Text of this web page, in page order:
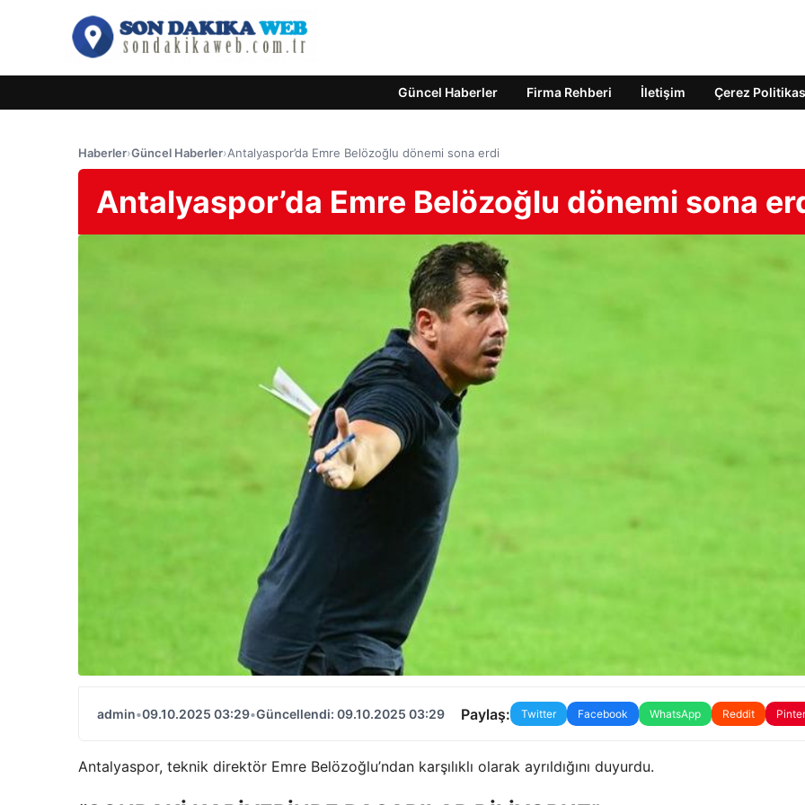
Güncel Haberler Firma Rehberi İletişim Çerez
Haberler›Güncel Haberler›Antalyaspor’da Emre Belözoğlu dönemi sona erdi
Antalyaspor’da Emre Belözoğlu dönemi sona
admin•09.10.2025 03:29•Güncellendi: 09.10.2025 03:29 Paylaş: Twitter Facebook WhatsApp Reddit
Antalyaspor, teknik direktör Emre Belözoğlu’ndan karşılıklı olarak ayrıldığını duyurdu.